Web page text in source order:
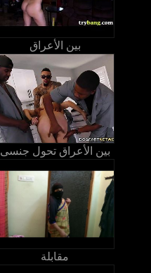
بين الأعراق
بين الأعراق تحول جنسى
مقابلة